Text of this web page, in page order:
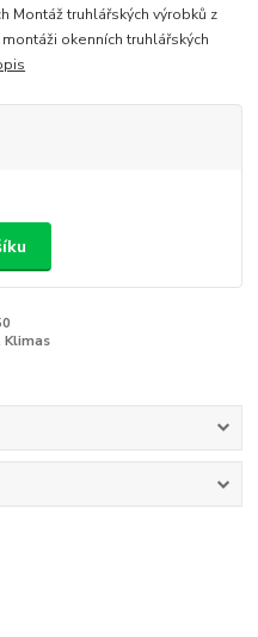
Montáž truhlářských výrobků z
okenních truhlářských